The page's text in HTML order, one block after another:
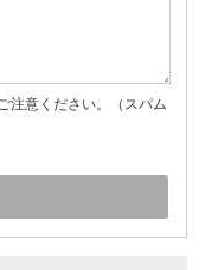
注意ください。（スパム